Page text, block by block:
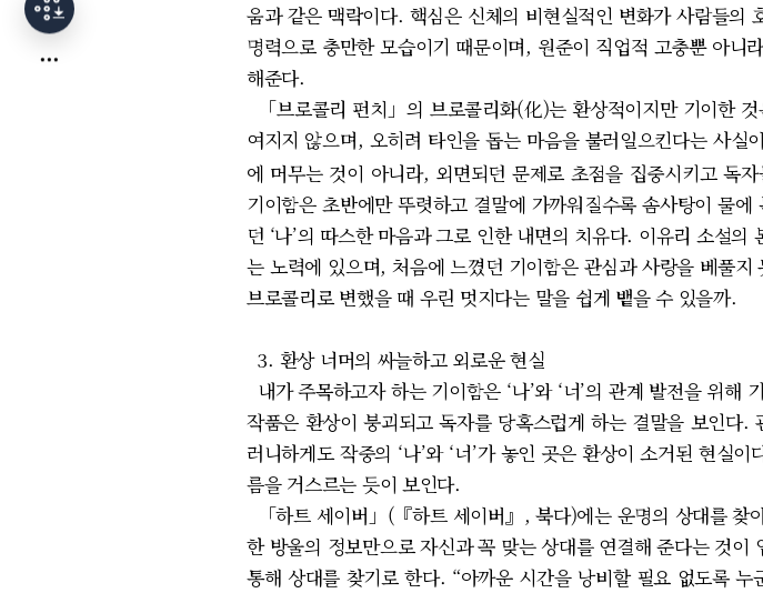
움과 같은 맥락이다. 핵심은 신체의 비현실적인 변화가 사람들의
명력으로 충만한 모습이기 때문이며, 원준이 직업적 고충뿐 아
해준다.
「브로콜리 펀치」의 브로콜리화(化)는 환상적이지만 기이한
여지지 않으며, 오히려 타인을 돕는 마음을 불러일으킨다는 사
에 머무는 것이 아니라, 외면되던 문제로 초점을 집중시키고 독
기이함은 초반에만 뚜렷하고 결말에 가까워질수록 솜사탕이 물
던 ‘나’의 따스한 마음과 그로 인한 내면의 치유다. 이유리 소설
는 노력에 있으며, 처음에 느꼈던 기이함은 관심과 사랑을 베풀
브로콜리로 변했을 때 우린 멋지다는 말을 쉽게 뱉을 수 있을까.
3. 환상 너머의 싸늘하고 외로운 현실
내가 주목하고자 하는 기이함은 ‘나’와 ‘너’의 관계 발전을 위
작품은 환상이 붕괴되고 독자를 당혹스럽게 하는 결말을 보인다
러니하게도 작중의 ‘나’와 ‘너’가 놓인 곳은 환상이 소거된 현실
름을 거스르는 듯이 보인다.
「하트 세이버」(『하트 세이버』, 북다)에는 운명의 상대를 찾
한 방울의 정보만으로 자신과 꼭 맞는 상대를 연결해 준다는 것이
통해 상대를 찾기로 한다. “아까운 시간을 낭비할 필요 없도록